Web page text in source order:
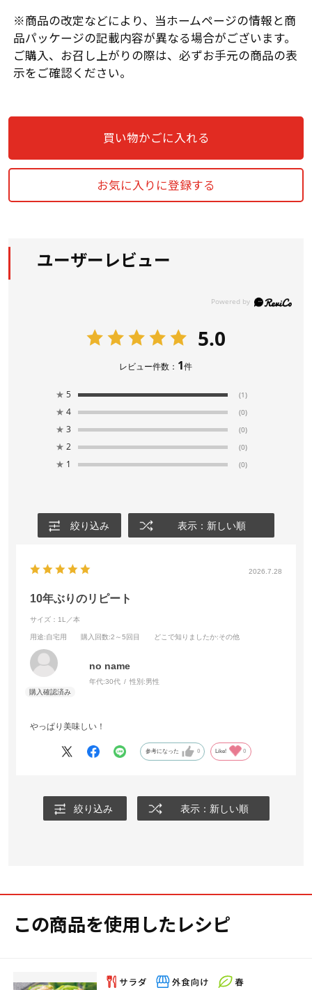
※商品の改定などにより、当ホームページの情報と商
品パッケージの記載内容が異なる場合がございます。
ご購入、お召し上がりの際は、必ずお手元の商品の表
示をご確認ください。
買い物かごに入れる
お気に入りに登録する
ユーザーレビュー
5.0
レビュー件数： 1件
★ 5 (1)
★ 4 (0)
★ 3 (0)
★ 2 (0)
★ 1 (0)
絞り込み 表示：新しい順
2026.7.28
10年ぶりのリピート
サイズ：1L／本
用途:自宅用 購入回数:2～5回目 どこで知りましたか:その他
no name
年代:30代 性別:男性
やっぱり美味しい！
参考になった 0 Like! 0
絞り込み 表示：新しい順
この商品を使用したレシピ